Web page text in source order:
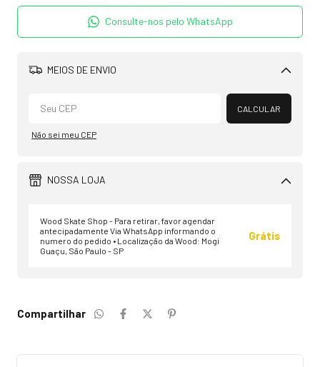
Consulte-nos pelo WhatsApp
MEIOS DE ENVIO
Alterar CEP
CALCULAR
Não sei meu CEP
NOSSA LOJA
Wood Skate Shop - Para retirar, favor agendar
antecipadamente Via WhatsApp informando o
numero do pedido • Localização da Wood: Mogi
Guaçu, São Paulo - SP
Grátis
Compartilhar